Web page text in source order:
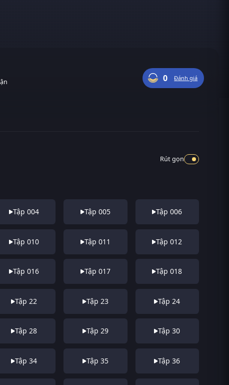
0 Đánh giá
Rút gọn
Tập 004 Tập 005 Tập 006
Tập 010 Tập 011 Tập 012
Tập 016 Tập 017 Tập 018
Tập 22 Tập 23 Tập 24
Tập 28 Tập 29 Tập 30
Tập 34 Tập 35 Tập 36